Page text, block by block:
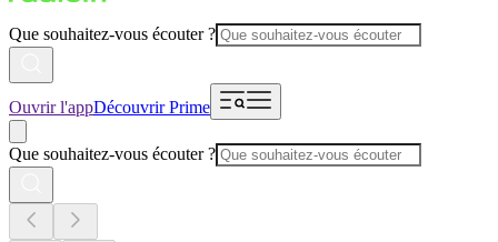
Que souhaitez-vous écouter ?
Ouvrir l'appDécouvrir Prime
Que souhaitez-vous écouter ?